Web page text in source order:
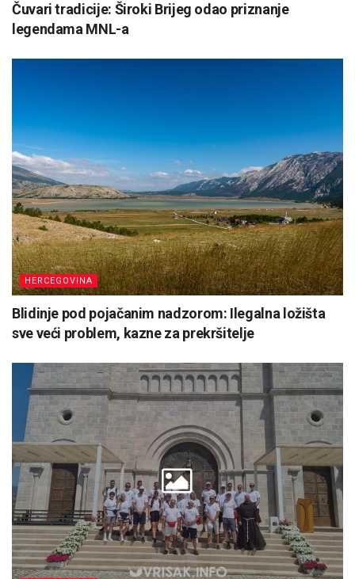
Čuvari tradicije: Široki Brijeg odao priznanje
legendama MNL-a
HERCEGOVINA
Blidinje pod pojačanim nadzorom: Ilegalna ložišta
sve veći problem, kazne za prekršitelje